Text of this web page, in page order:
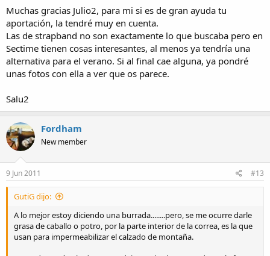
La silicona no tiene buena prensa, pero sectime tiene unas en
26mm.
No creo que sea de mucha ayuda, pero la paso. Lo siento, seguiré
mirando a ver si hay suerte. Un saludo
Muchas gracias Julio2, para mi si es de gran ayuda tu
aportación, la tendré muy en cuenta.
Las de strapband no son exactamente lo que buscaba pero en
Sectime tienen cosas interesantes, al menos ya tendría una
alternativa para el verano. Si al final cae alguna, ya pondré
unas fotos con ella a ver que os parece.
Salu2
Fordham
New member
9 Jun 2011 #13
GutiG dijo:
A lo mejor estoy diciendo una burrada........pero, se me ocurre darle
grasa de caballo o potro, por la parte interior de la correa, es la que
usan para impermeabilizar el calzado de montaña.